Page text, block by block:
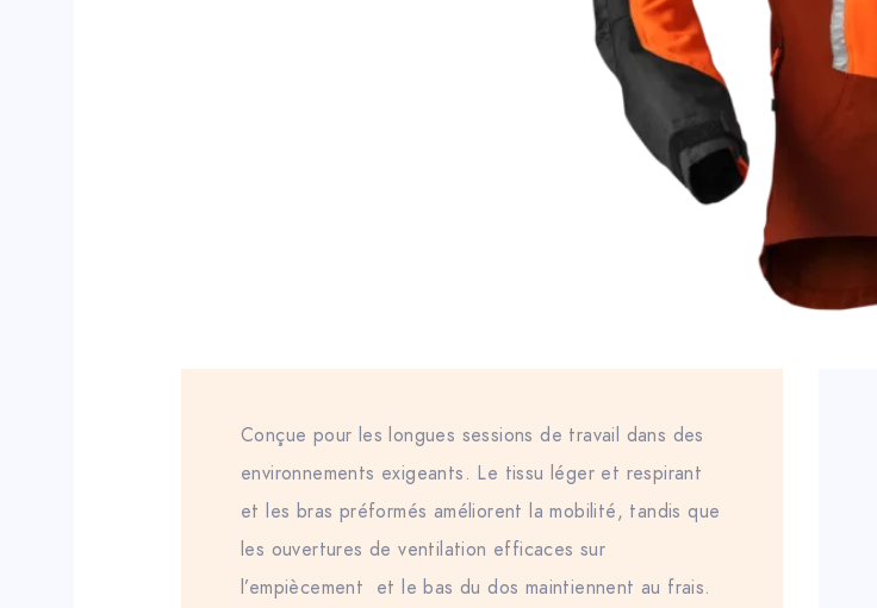
Conçue pour les longues sessions de travail dans des
environnements exigeants. Le tissu léger et respirant
et les bras préformés améliorent la mobilité, tandis que
les ouvertures de ventilation efficaces sur
l’empiècement et le bas du dos maintiennent au frais.